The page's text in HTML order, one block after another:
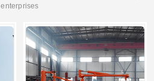
enterprises